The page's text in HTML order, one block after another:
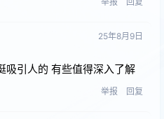
25年8月9日
吸引人的 有些值得深入了解
举报 回复